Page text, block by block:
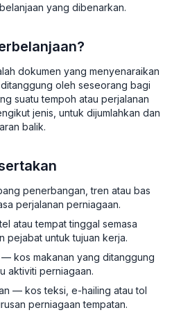
yang dibenarkan.
dokumen yang menyenaraikan
oleh seseorang bagi
suatu tempoh atau perjalanan
jenis, untuk dijumlahkan dan
balik.
penerbangan, tren atau bas
perjalanan perniagaan.
atau tempat tinggal semasa
pejabat untuk tujuan kerja.
kos makanan yang ditanggung
aktiviti perniagaan.
— kos teksi, e-hailing atau tol
perniagaan tempatan.